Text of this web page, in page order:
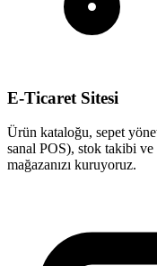
E-Ticaret Sitesi
Ürün kataloğu, sepet
sanal POS), stok takibi ve
mağazanızı kuruyoruz.